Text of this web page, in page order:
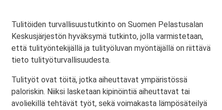
Tulitöiden turvallisuustutkinto on Suomen Pelastusalan
Keskusjärjestön hyväksymä tutkinto, jolla varmistetaan,
että tulityöntekijällä ja tulityöluvan myöntäjällä on riittävä
tieto tulityöturvallisuudesta.
Tulityöt ovat töitä, jotka aiheuttavat ympäristössä
paloriskin. Niiksi lasketaan kipinöintiä aiheuttavat tai
avoliekillä tehtävät työt, sekä voimakasta lämpösäteilyä